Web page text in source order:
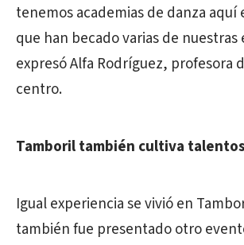
tenemos academias de danza aquí
que han becado varias de nuestras
expresó Alfa Rodríguez, profesora
centro.
Tamboril también cultiva talentos
Igual experiencia se vivió en
también fue presentado otro